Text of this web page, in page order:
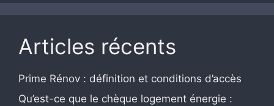
Articles récents
Prime Rénov : définition et conditions d’accès
Qu’est-ce que le chèque logement énergie :